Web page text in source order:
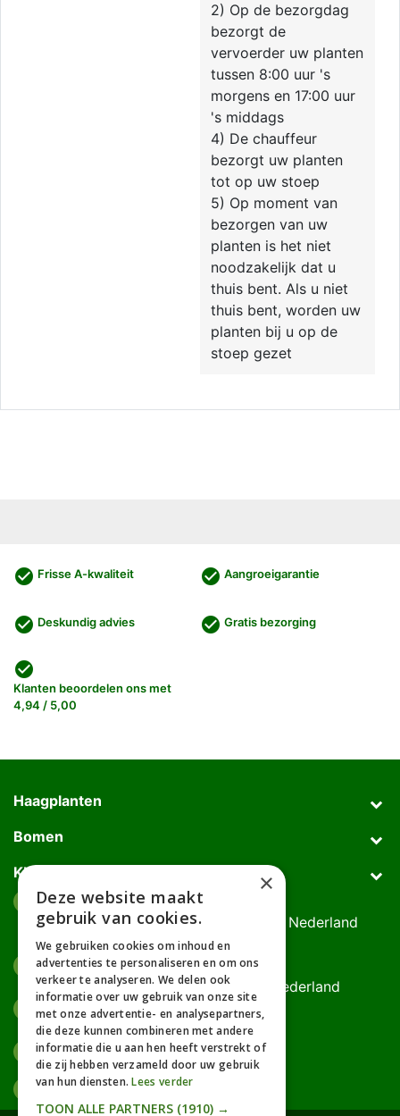
2) Op de bezorgdag
bezorgt de
vervoerder uw planten
tussen 8:00 uur 's
morgens en 17:00 uur
's middags
4) De chauffeur
bezorgt uw planten
tot op uw stoep
5) Op moment van
bezorgen van uw
planten is het niet
noodzakelijk dat u
thuis bent. Als u niet
thuis bent, worden uw
planten bij u op de
stoep gezet
check_circle Frisse A-kwaliteit check_circle Aangroeigarantie
check_circle Deskundig advies check_circle Gratis bezorging
check_circle
Klanten beoordelen ons met
4,94 / 5,00
Haagplanten
Bomen
Klantenservice
Afhaaladres
Deurningerweg 50, 7623 AH Borne, Nederland
(op afspraak!)
Kantooradres
Bornsedijk 60, 7559 PT Hengelo, Nederland
085-0475588
06-17314481
info@gardline.nl
×
Deze website maakt
gebruik van cookies.
We gebruiken cookies om inhoud en
advertenties te personaliseren en om ons
verkeer te analyseren. We delen ook
informatie over uw gebruik van onze site
met onze advertentie- en analysepartners,
die deze kunnen combineren met andere
informatie die u aan hen heeft verstrekt of
die zij hebben verzameld door uw gebruik
van hun diensten.Lees verder
TOON ALLE PARTNERS (1910) →